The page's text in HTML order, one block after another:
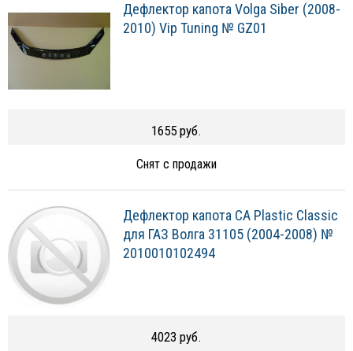
Дефлектор капота Volga Siber (2008-
2010) Vip Tuning № GZ01
1655 руб.
Снят с продажи
Дефлектор капота CA Plastic Classic
для ГАЗ Волга 31105 (2004-2008) №
2010010102494
4023 руб.